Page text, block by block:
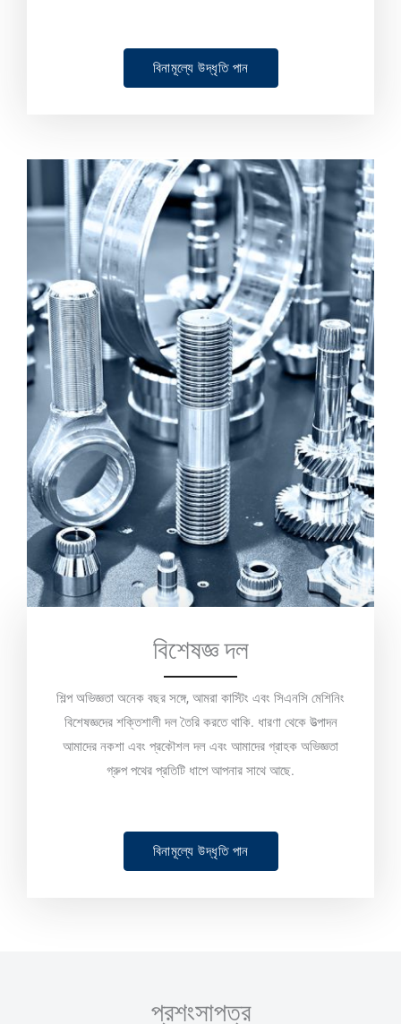
বিনামূল্যে উদ্ধৃতি পান
বিশেষজ্ঞ দল
শিল্প অভিজ্ঞতা অনেক বছর সঙ্গে, আমরা কাস্টিং এবং সিএনসি মেশিনিং
বিশেষজ্ঞদের শক্তিশালী দল তৈরি করতে থাকি. ধারণা থেকে উত্পাদন
আমাদের নকশা এবং প্রকৌশল দল এবং আমাদের গ্রাহক অভিজ্ঞতা
গ্রুপ পথের প্রতিটি ধাপে আপনার সাথে আছে.
বিনামূল্যে উদ্ধৃতি পান
প্রশংসাপত্র